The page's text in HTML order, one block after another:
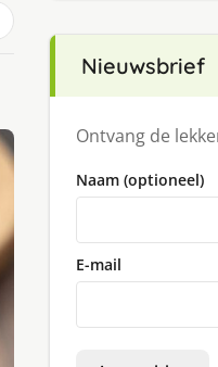
Nieuwsbrief
Ontvang de
Naam (optioneel)
E-mail